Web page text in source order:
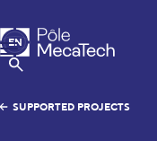
MecaTech
Menu
Show Search
EN
FR
SUPPORTED PROJECTS